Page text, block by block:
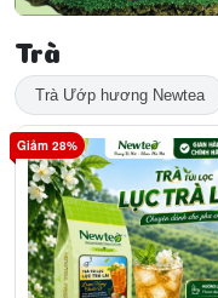
Trà
Trà Ướp hương Newtea
Giảm 28%